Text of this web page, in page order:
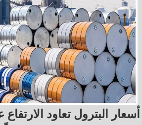
أسعار البترول تعاود الارتفاع